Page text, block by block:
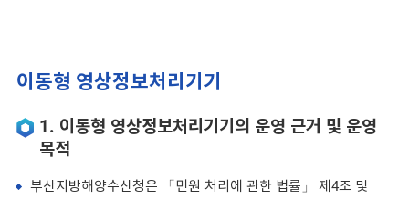
이동형 영상정보처리기기
1. 이동형 영상정보처리기기의 운영 근거 및 운영
목적
부산지방해양수산청은 「민원 처리에 관한 법률」 제4조 및